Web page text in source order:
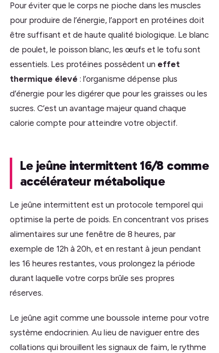
Pour éviter que le corps ne pioche dans les muscles
pour produire de l’énergie, l’apport en protéines doit
être suffisant et de haute qualité biologique. Le blanc
de poulet, le poisson blanc, les œufs et le tofu sont
essentiels. Les protéines possèdent un effet
thermique élevé : l’organisme dépense plus
d’énergie pour les digérer que pour les graisses ou les
sucres. C’est un avantage majeur quand chaque
calorie compte pour atteindre votre objectif.
Le jeûne intermittent 16/8 comme
accélérateur métabolique
Le jeûne intermittent est un protocole temporel qui
optimise la perte de poids. En concentrant vos prises
alimentaires sur une fenêtre de 8 heures, par
exemple de 12h à 20h, et en restant à jeun pendant
les 16 heures restantes, vous prolongez la période
durant laquelle votre corps brûle ses propres
réserves.
Le jeûne agit comme une boussole interne pour votre
système endocrinien. Au lieu de naviguer entre des
collations qui brouillent les signaux de faim, le rythme